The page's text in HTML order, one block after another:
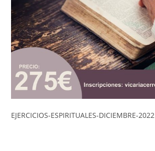
EJERCICIOS-ESPIRITUALES-DICIEMBRE-2022